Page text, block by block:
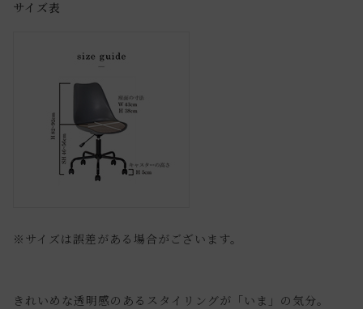
サイズ表
※サイズは誤差がある場合がございます。
きれいめな透明感のあるスタイリングが「いま」の気分。